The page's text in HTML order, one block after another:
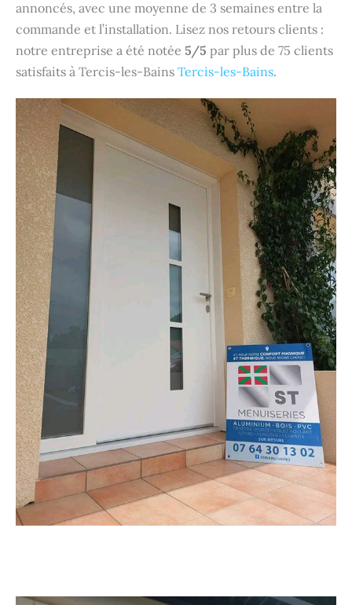
annoncés, avec une moyenne de 3 semaines entre la
commande et l’installation. Lisez nos retours clients :
notre entreprise a été notée 5/5 par plus de 75 clients
satisfaits à Tercis-les-Bains Tercis-les-Bains.